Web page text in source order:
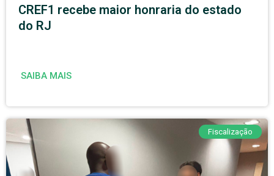
CREF1 recebe maior honraria do estado
do RJ
SAIBA MAIS
Fiscalização